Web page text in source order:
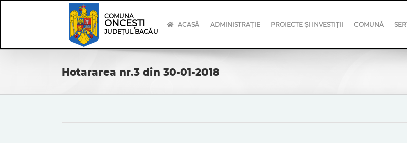
COMUNA
ONCEȘTI
JUDEȚUL BACĂU
ACASĂ ADMINISTRAȚIE PROIECTE ȘI INVESTIȚII COMUNĂ
Hotararea nr.3 din 30-01-2018